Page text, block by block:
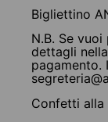
Bigliettino
N.B. Se
dettagli
pagamento.
Confetti alla